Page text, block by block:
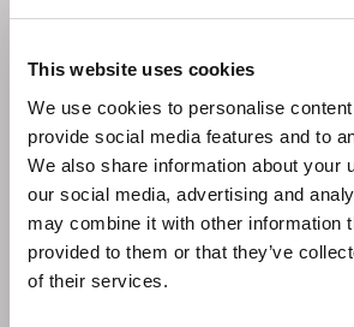
This website uses cookies
We use cookies to personalise
provide social media features and to
We also share information about your
our social media, advertising and
may combine it with other information
provided to them or that they’ve
of their services.
Pamplona, España.
Catella AM Iberia ha actuado como
inversiones y activos en nombre de
Europa en la adquisición del edificio
Ezcaba II, situado en Pamplona,